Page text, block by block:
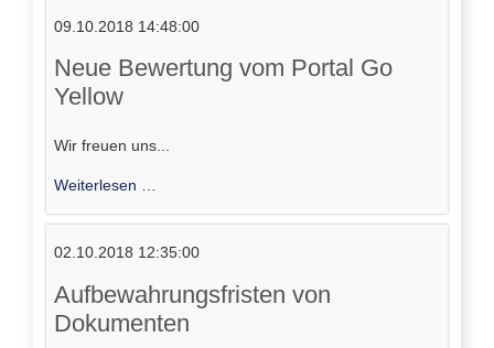
Sie
mit
Karte
09.10.2018 14:48:00
Neue Bewertung vom Portal Go
Yellow
Wir freuen uns...
Weiterlesen …
Portal
Yellow
02.10.2018 12:35:00
Aufbewahrungsfristen von
Dokumenten